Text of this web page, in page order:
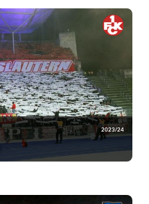
2023/24